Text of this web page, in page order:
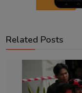
Related Posts